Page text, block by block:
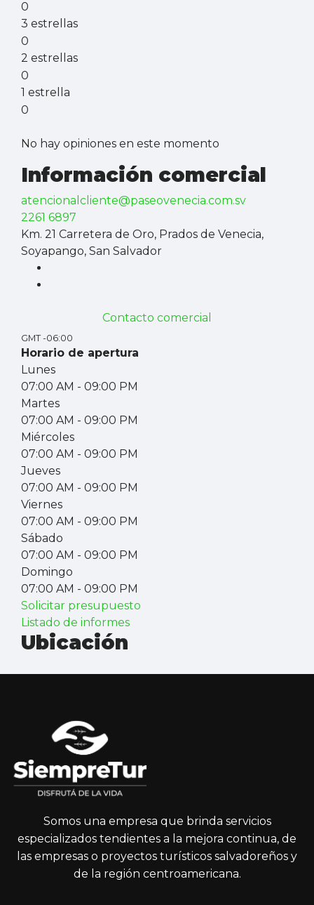
0
3 estrellas
0
2 estrellas
0
1 estrella
0
No hay opiniones en este momento
Información comercial
atencionalcliente@paseovenecia.com.sv
2261 6897
Km. 21 Carretera de Oro, Prados de Venecia,
Soyapango, San Salvador
Contacto comercial
GMT -06:00
Horario de apertura
Lunes
07:00 AM - 09:00 PM
Martes
07:00 AM - 09:00 PM
Miércoles
07:00 AM - 09:00 PM
Jueves
07:00 AM - 09:00 PM
Viernes
07:00 AM - 09:00 PM
Sábado
07:00 AM - 09:00 PM
Domingo
07:00 AM - 09:00 PM
Solicitar presupuesto
Listado de informes
Ubicación
Somos una empresa que brinda servicios
especializados tendientes a la mejora continua, de
las empresas o proyectos turísticos salvadoreños y
de la región centroamericana.